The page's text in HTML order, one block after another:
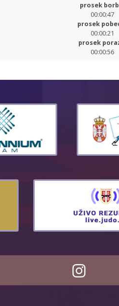
prosek
00:00:47
prosek
00:00:21
prosek
00:00:56